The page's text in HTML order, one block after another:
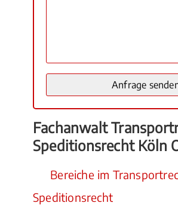
Fachanwalt
Speditionsrecht Köln
Bereiche im
Speditionsrecht